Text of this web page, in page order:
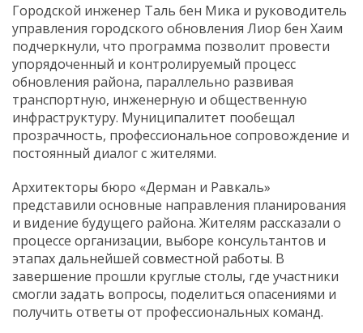
Городской инженер Таль бен Мика и руководитель
управления городского обновления Лиор бен Хаим
подчеркнули, что программа позволит провести
упорядоченный и контролируемый процесс
обновления района, параллельно развивая
транспортную, инженерную и общественную
инфраструктуру. Муниципалитет пообещал
прозрачность, профессиональное сопровождение и
постоянный диалог с жителями.
Архитекторы бюро «Дерман и Равкаль»
представили основные направления планирования
и видение будущего района. Жителям рассказали о
процессе организации, выборе консультантов и
этапах дальнейшей совместной работы. В
завершение прошли круглые столы, где участники
смогли задать вопросы, поделиться опасениями и
получить ответы от профессиональных команд.